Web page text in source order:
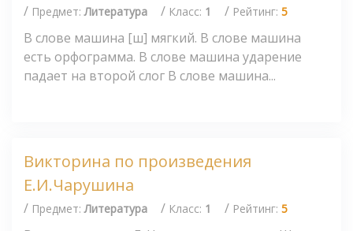
/ Предмет:Литература / Класс: 1 / Рейтинг: 5
В слове машина [ш] мягкий. В слове машина
есть орфограмма. В слове машина ударение
падает на второй слог В слове машина...
Викторина по произведения
Е.И.Чарушина
/ Предмет:Литература / Класс: 1 / Рейтинг: 5